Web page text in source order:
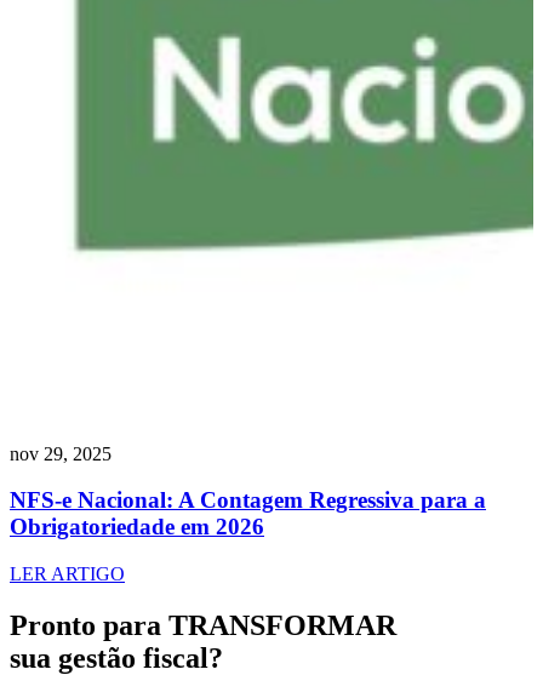
nov 29, 2025
NFS-e Nacional: A Contagem Regressiva para a
Obrigatoriedade em 2026
LER ARTIGO
Pronto para TRANSFORMAR
sua gestão fiscal?